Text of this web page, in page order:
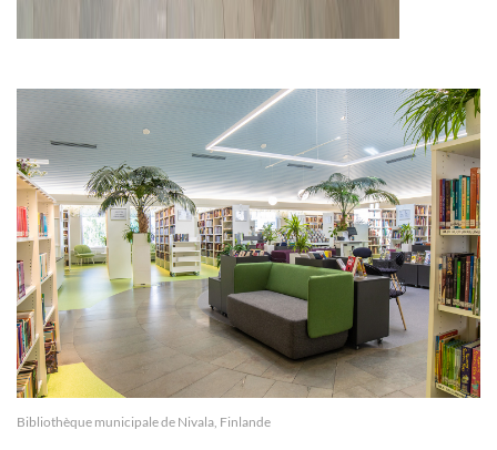
Bibliothèque municipale de Nivala, Finlande